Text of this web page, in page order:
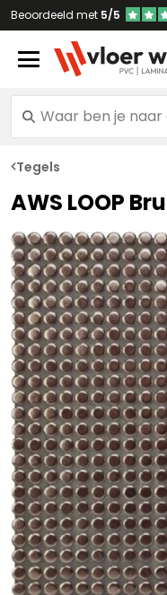
Beoordeeld met 5/5
Tegels
AWS LOOP